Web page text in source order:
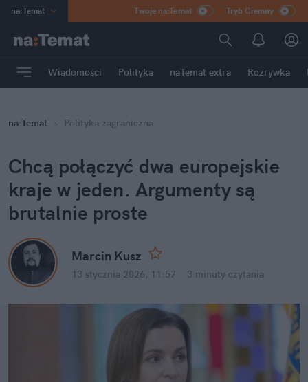
na:Temat
Poland
mama
Rozrywka
Twoje na:Temat Tryb Ciemny
Wiadomości Polityka naTemat extra Rozrywka
na:Temat Polityka zagraniczna
Chcą połączyć dwa europejskie
kraje w jeden. Argumenty są
brutalnie proste
Marcin Kusz
13 stycznia 2026, 11:57 3 minuty czytania